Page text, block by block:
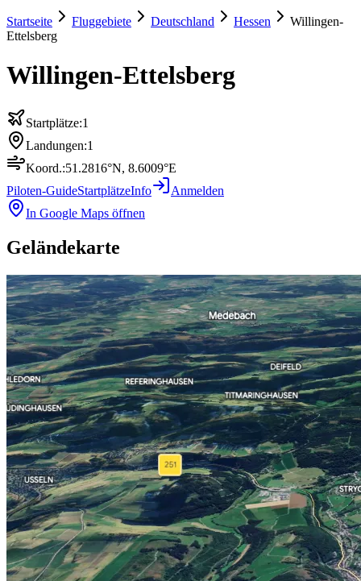
Startseite Fluggebiete Deutschland Hessen
Willingen-
Ettelsberg
Willingen-Ettelsberg
Startplätze:1
Landungen:1
Koord.:51.2816°N, 8.6009°E
Piloten-GuideStartplätzeInfo
Anmelden
In Google Maps öffnen
Geländekarte